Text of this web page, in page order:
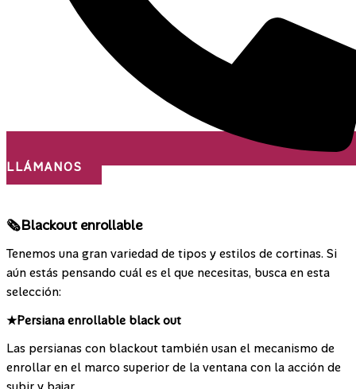
LLÁMANOS
🗞️Blackout enrollable
Tenemos una gran variedad de tipos y estilos de cortinas. Si
aún estás pensando cuál es el que necesitas, busca en esta
selección:
★Persiana enrollable black out
Las persianas con blackout también usan el mecanismo de
enrollar en el marco superior de la ventana con la acción de